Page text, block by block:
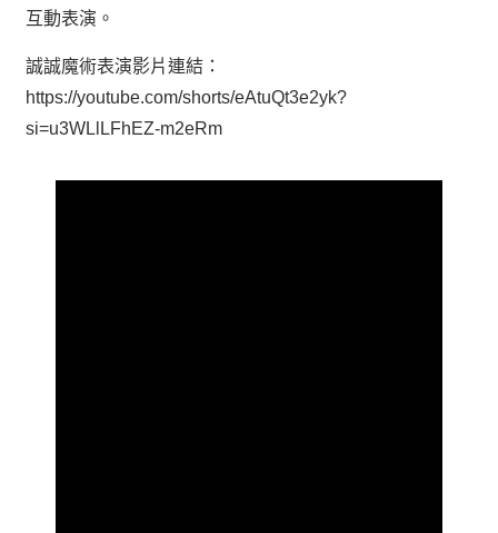
互動表演。
誠誠魔術表演影片連結：
https://youtube.com/shorts/eAtuQt3e2yk?
si=u3WLlLFhEZ-m2eRm